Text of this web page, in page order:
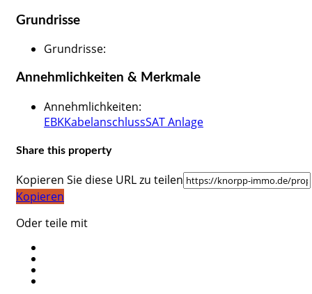
Grundrisse
Grundrisse:
Annehmlichkeiten & Merkmale
Annehmlichkeiten:
EBKKabelanschlussSAT Anlage
Share this property
Kopieren Sie diese URL zu teilen
Kopieren
Oder teile mit